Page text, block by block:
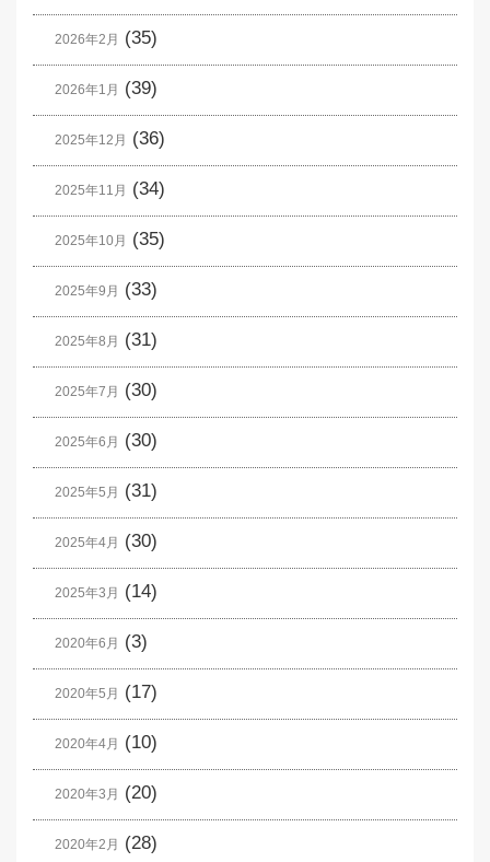
2026年2月 (35)
2026年1月 (39)
2025年12月 (36)
2025年11月 (34)
2025年10月 (35)
2025年9月 (33)
2025年8月 (31)
2025年7月 (30)
2025年6月 (30)
2025年5月 (31)
2025年4月 (30)
2025年3月 (14)
2020年6月 (3)
2020年5月 (17)
2020年4月 (10)
2020年3月 (20)
2020年2月 (28)